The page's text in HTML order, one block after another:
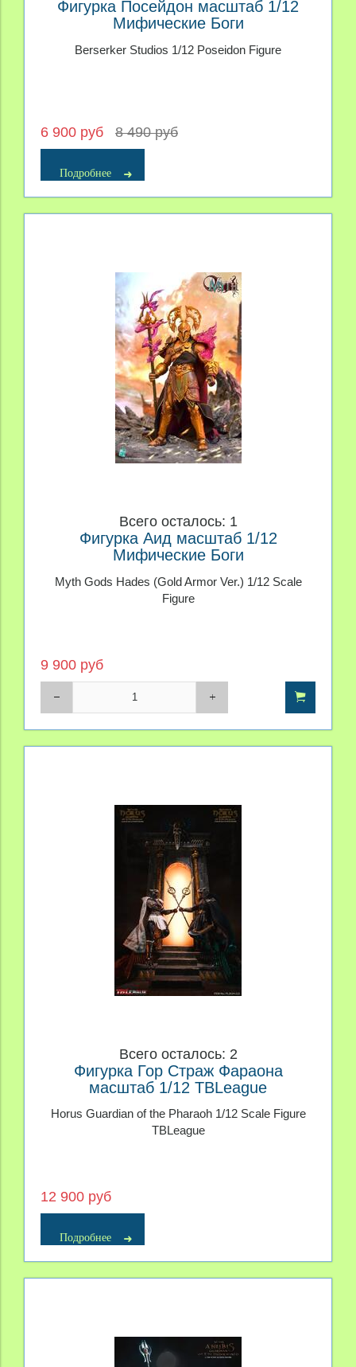
Фигурка Посейдон масштаб 1/12
Мифические Боги
Berserker Studios 1/12 Poseidon Figure
6 900 руб 8 490 руб
Подробнее
Всего осталось: 1
Фигурка Аид масштаб 1/12
Мифические Боги
Myth Gods Hades (Gold Armor Ver.) 1/12 Scale
Figure
9 900 руб
Всего осталось: 2
Фигурка Гор Страж Фараона
масштаб 1/12 TBLeague
Horus Guardian of the Pharaoh 1/12 Scale Figure
TBLeague
12 900 руб
Подробнее